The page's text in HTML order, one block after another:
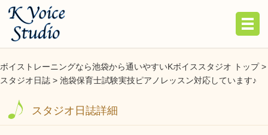
ボイストレーニングなら池袋から通いやすいKボイススタジオ トップ >
スタジオ日誌 > 池袋保育士試験実技ピアノレッスン対応しています♪
スタジオ日誌詳細